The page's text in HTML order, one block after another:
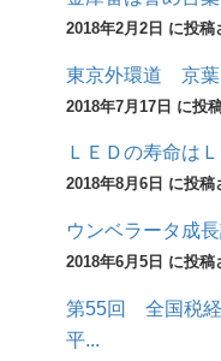
2018年2月2日 に投稿
東京外環道 京葉
2018年7月17日 に投
ＬＥＤの寿命は
2018年8月6日 に投稿
ウンベラータ成
2018年6月5日 に投稿
第55回 全国税
平...